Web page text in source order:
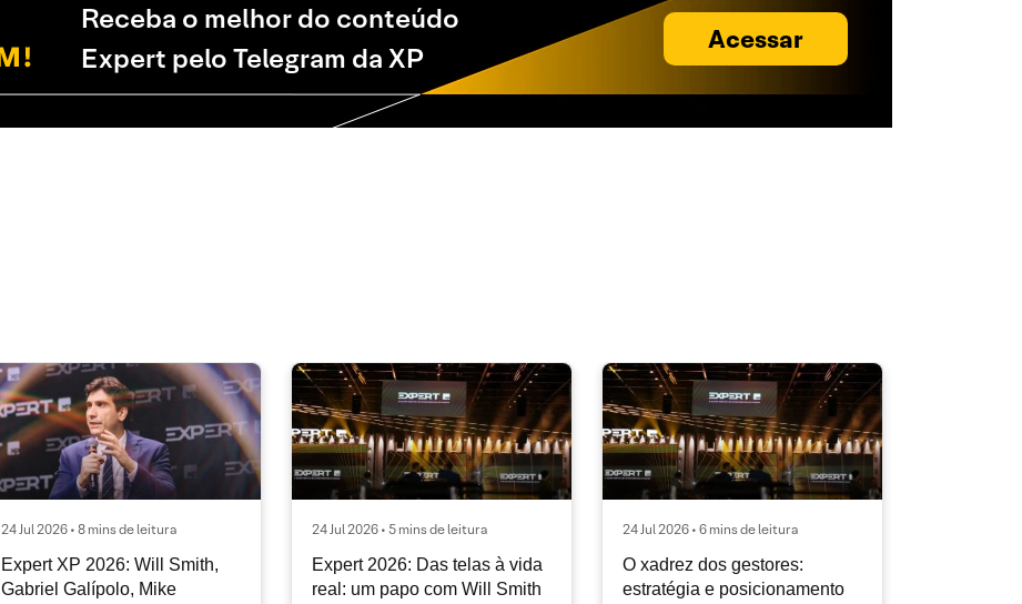
Receba o melhor do conteúdo
Expert pelo Telegram da XP
Acessar
24 Jul 2026 • 8 mins de leitura
Expert XP 2026: Will Smith,
Gabriel Galípolo, Mike
24 Jul 2026 • 5 mins de leitura
Expert 2026: Das telas à vida
real: um papo com Will Smith
24 Jul 2026 • 6 mins de leitura
O xadrez dos gestores:
estratégia e posicionamento